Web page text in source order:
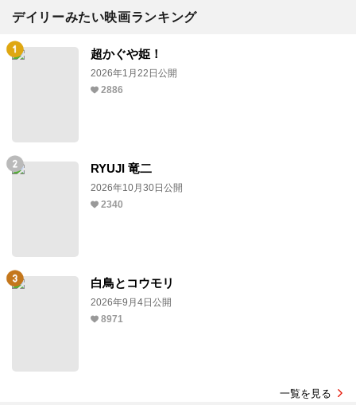
デイリーみたい映画ランキング
超かぐや姫！
2026年1月22日公開
2886
RYUJI 竜二
2026年10月30日公開
2340
白鳥とコウモリ
2026年9月4日公開
8971
一覧を見る